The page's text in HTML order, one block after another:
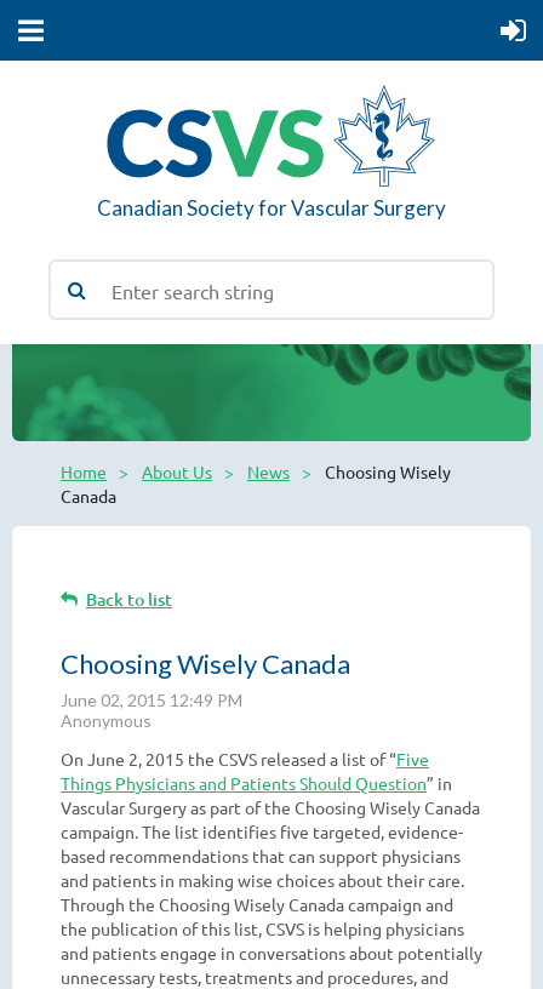
Canadian Society for Vascular Surgery
Home About Us News
Choosing Wisely
Canada
Back to list
Choosing Wisely Canada
On June 2, 2015 the CSVS released a list of “Five
Things Physicians and Patients Should Question” in
Vascular Surgery as part of the Choosing Wisely Canada
campaign. The list identifies five targeted, evidence-
based recommendations that can support physicians
and patients in making wise choices about their care.
Through the Choosing Wisely Canada campaign and
the publication of this list, CSVS is helping physicians
and patients engage in conversations about potentially
unnecessary tests, treatments and procedures, and